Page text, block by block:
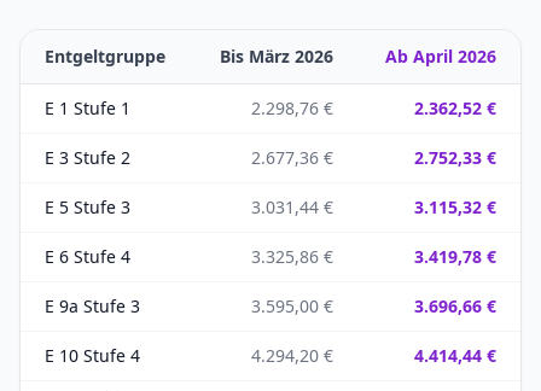
Entgeltgruppe Bis März 2026 Ab April 2026
E 1 Stufe 1 2.298,76 € 2.362,52 €
E 3 Stufe 2 2.677,36 € 2.752,33 €
E 5 Stufe 3 3.031,44 € 3.115,32 €
E 6 Stufe 4 3.325,86 € 3.419,78 €
E 9a Stufe 3 3.595,00 € 3.696,66 €
E 10 Stufe 4 4.294,20 € 4.414,44 €